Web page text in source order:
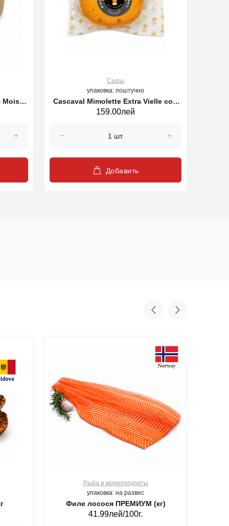
Mois 8
Сыры
упаковка: поштучно
Cascaval Mimolette Extra Vielle cow
200 g (47756)
159.00лей
Добавить
Рыба и морепродукты
упаковка: на развес
Филе лосося ПРЕМИУМ (кг)
41.99лей/100г.